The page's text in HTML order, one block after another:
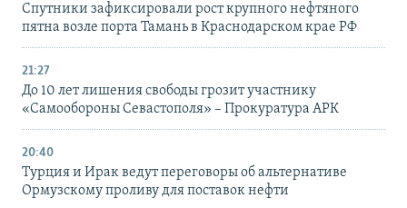
Спутники зафиксировали рост крупного нефтяного
пятна возле порта Тамань в Краснодарском крае РФ
21:27
До 10 лет лишения свободы грозит участнику
«Самообороны Севастополя» – Прокуратура АРК
20:40
Турция и Ирак ведут переговоры об альтернативе
Ормузскому проливу для поставок нефти